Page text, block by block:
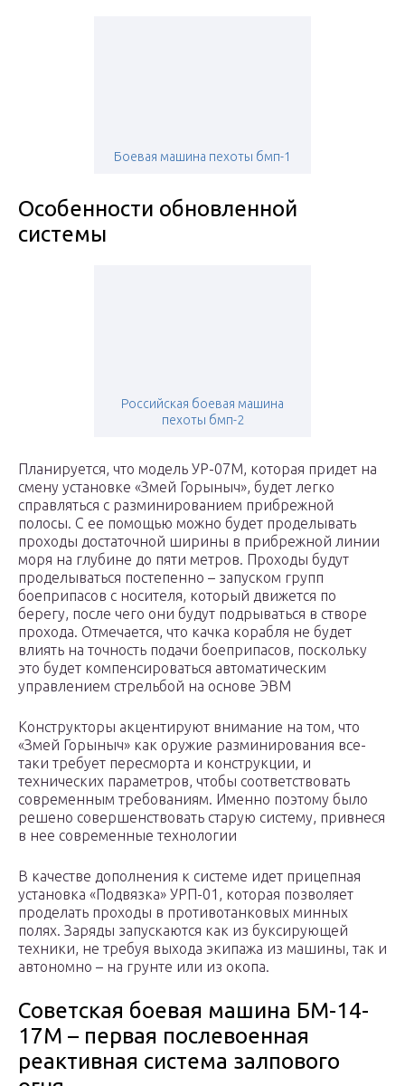
Боевая машина пехоты бмп-1
Особенности обновленной
системы
Российская боевая машина
пехоты бмп-2
Планируется, что модель УР-07М, которая придет на
смену установке «Змей Горыныч», будет легко
справляться с разминированием прибрежной
полосы. С ее помощью можно будет проделывать
проходы достаточной ширины в прибрежной линии
моря на глубине до пяти метров. Проходы будут
проделываться постепенно – запуском групп
боеприпасов с носителя, который движется по
берегу, после чего они будут подрываться в створе
прохода. Отмечается, что качка корабля не будет
влиять на точность подачи боеприпасов, поскольку
это будет компенсироваться автоматическим
управлением стрельбой на основе ЭВМ
Конструкторы акцентируют внимание на том, что
«Змей Горыныч» как оружие разминирования все-
таки требует пересморта и конструкции, и
технических параметров, чтобы соответствовать
современным требованиям. Именно поэтому было
решено совершенствовать старую систему, привнеся
в нее современные технологии
В качестве дополнения к системе идет прицепная
установка «Подвязка» УРП-01, которая позволяет
проделать проходы в противотанковых минных
полях. Заряды запускаются как из буксирующей
техники, не требуя выхода экипажа из машины, так и
автономно – на грунте или из окопа.
Советская боевая машина БМ-14-
17М – первая послевоенная
реактивная система залпового